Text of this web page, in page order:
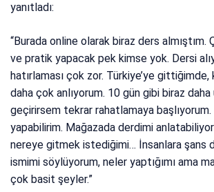
yanıtladı:
“Burada online olarak biraz ders almıştım.
ve pratik yapacak pek kimse yok. Dersi
hatırlaması çok zor. Türkiye’ye
daha çok anlıyorum. 10 gün gibi biraz daha
geçirirsem tekrar rahatlamaya
yapabilirim. Mağazada derdimi
nereye gitmek istediğimi… İnsanlara şans
ismimi söylüyorum, neler yaptığımı ama
çok basit şeyler.”